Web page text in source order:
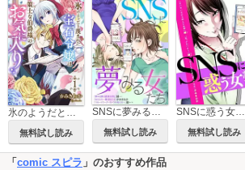
氷のようだと蔑まれた宝石令嬢は策士な伯爵様のお気に入り【電子単行本版/特典おまけ付き】
無料試し読み
SNSに夢みる女たち
無料試し読み
SNSに惑う女たち
無料試し読み
「 comic スピラ 」のおすすめ作品